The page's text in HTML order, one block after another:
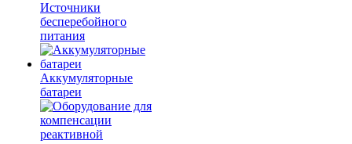
Источники
бесперебойного
питания
Аккумуляторные
батареи